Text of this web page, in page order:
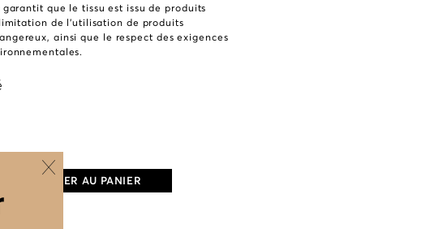
que le tissu est issu de produits
de l’utilisation de produits
ainsi que le respect des exigences
AJOUTER AU PANIER